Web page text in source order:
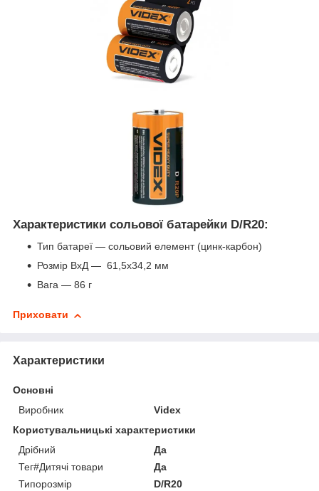
Характеристики сольової батарейки D/R20:
Тип батареї — сольовий елемент (цинк-карбон)
Розмір ВхД — 61,5х34,2 мм
Вага — 86 г
Приховати
Характеристики
Основні
Виробник
Videx
Користувальницькі характеристики
Дрібний
Да
Тег#Дитячі товари
Да
Типорозмір
D/R20